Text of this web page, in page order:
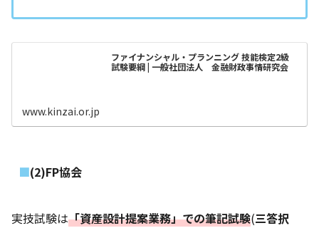
ファイナンシャル・プランニング 技能検定2級
試験要綱 | 一般社団法人 金融財政事情研究会
www.kinzai.or.jp
(2)FP協会
実技試験は「資産設計提案業務」での筆記試験(三答択